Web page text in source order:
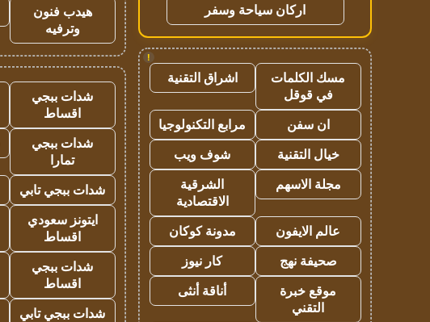
اركان سياحة وسفر
!
مسك الكلمات
في قوقل
اشراق التقنية
ان سفن
مرابع التكنولوجيا
خيال التقنية
شوف ويب
مجلة الاسهم
الشرقية
الاقتصادية
عالم الايفون
مدونة كوكان
صحيفة نهج
كار نيوز
موقع خبرة
التقني
أناقة أنثى
هيدب فنون
وترفيه
شدات ببجي
اقساط
شدات ببجي
تمارا
شدات ببجي تابي
ايتونز سعودي
اقساط
شدات ببجي
اقساط
شدات ببجي تابي